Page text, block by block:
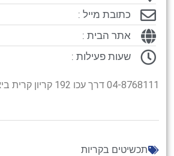
כתובת מייל :
אתר הבית :
שעות פעילות :
04-8768111 דרך עכו 192 קריון קרית ביאליק
תכשיטים בקריות